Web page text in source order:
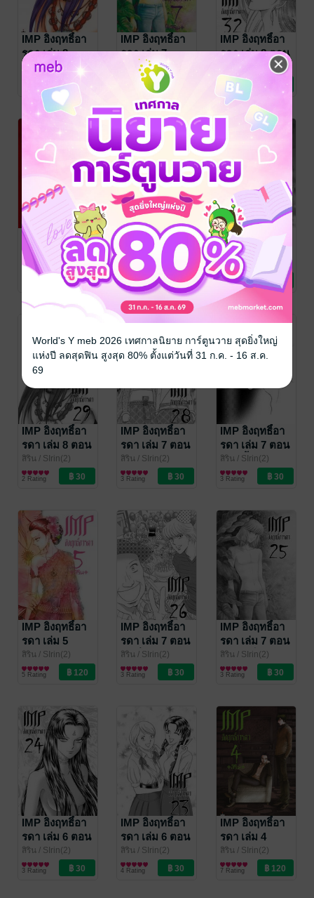
IMP อิงฤทธิ์อา
รดา เล่ม 8
สิริน/ SIrin(2)
การ์ตูนผู้หญิง
7 Rating
IMP อิงฤทธิ์อา
รดา เล่ม 7
/ SIrin(2)
การ์ตูนผู้หญิง
4 Rating
IMP อิงฤทธิ์อา
รดา เล่ม 8 ตอน
32 แผนการของ
ปารมี
สิริน
/ SIrin(2)
การ์ตูนผู้หญิง
4 Rating
IMP อิงฤทธิ์อา
รดา เล่ม 6
สิริน/ SIrin(2)
การ์ตูนผู้หญิง
IMP อิงฤทธิ์อา
รดา เล่ม 8 ตอน
31 กำเนิด
นางพญานคร
สิริน / SIrin(2)
การ์ตูนผู้หญิง
2 Rating
IMP อิงฤทธิ์อา
รดา เล่ม 8 ตอน
30 ปรากฏตัว
สิริน/ SIrin(2)
การ์ตูนผู้หญิง
3 Rating
IMP อิงฤทธิ์อา
รดา เล่ม 8 ตอน
29 พานพบ
สิริน / SIrin(2)
การ์ตูนผู้หญิง
2 Rating
IMP อิงฤทธิ์อา
รดา เล่ม 7 ตอน
28 ทายาทแห่ง
นางพญานคร
สิริน / SIrin(2)
การ์ตูนผู้หญิง
3 Rating
IMP อิงฤทธิ์อา
รดา เล่ม 7 ตอน
27 หนี้แค้น
สิริน / SIrin(2)
การ์ตูนผู้หญิง
3 Rating
IMP อิงฤทธิ์อา
รดา เล่ม 5
สิริน / SIrin(2)
การ์ตูนผู้หญิง
5 Rating
IMP อิงฤทธิ์อา
รดา เล่ม 7 ตอน
26 พี่อุ๊บส์และเท
ย่า
สิริน / SIrin(2)
การ์ตูนผู้หญิง
3 Rating
IMP อิงฤทธิ์อา
รดา เล่ม 7 ตอน
25 วัยเด็ก
สิริน / SIrin(2)
การ์ตูนผู้หญิง
3 Rating
IMP อิงฤทธิ์อา
รดา เล่ม 6 ตอน
24 ปีศาจ
สิริน / SIrin(2)
การ์ตูนทั่วไป
3 Rating
IMP อิงฤทธิ์อา
รดา เล่ม 6 ตอน
23 คำสารภาพ
สิริน / SIrin(2)
การ์ตูนทั่วไป
4 Rating
IMP อิงฤทธิ์อา
รดา เล่ม 4
สิริน / SIrin(2)
การ์ตูนทั่วไป
7 Rating
World's Y meb 2026 เทศกาลนิยาย การ์ตูนวาย สุดยิ่งใหญ่
แห่งปี ลดสุดฟิน สูงสุด 80% ตั้งแต่วันที่ 31 ก.ค. - 16 ส.ค.
69